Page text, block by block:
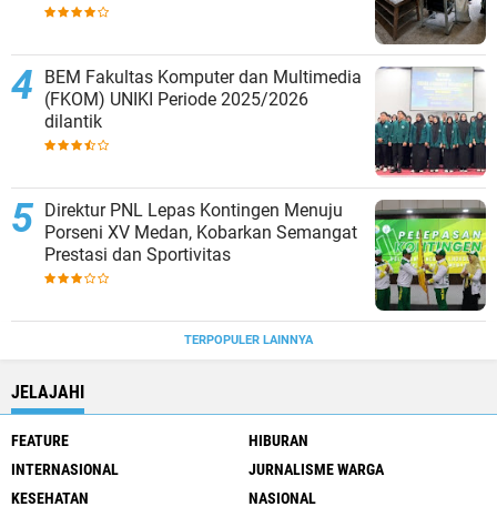
BEM Fakultas Komputer dan Multimedia
(FKOM) UNIKI Periode 2025/2026
dilantik
Direktur PNL Lepas Kontingen Menuju
Porseni XV Medan, Kobarkan Semangat
Prestasi dan Sportivitas
TERPOPULER LAINNYA
JELAJAHI
FEATURE
HIBURAN
INTERNASIONAL
JURNALISME WARGA
KESEHATAN
NASIONAL